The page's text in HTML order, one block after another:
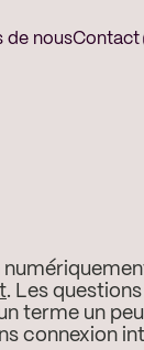
de nousContact
. Les
terme un
connexion